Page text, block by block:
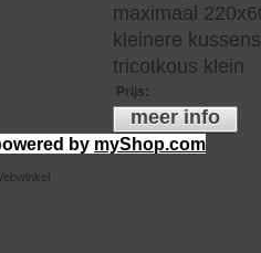
maximaal
kleinere
tricotkous klein
Prijs:
meer info
by myShop.com